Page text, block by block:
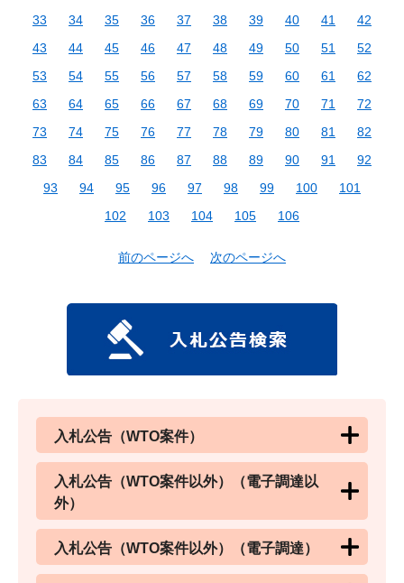
33
34 35 36 37 38 39 40 41
42
43
44 45 46 47 48 49 50 51
52
53
54 55 56 57 58 59 60 61
62
63
64 65 66 67 68 69 70 71
72
73
74 75 76 77 78 79 80 81
82
83
84 85 86 87 88 89 90 91
92
93
94 95 96 97 98 99 100
101
102
103 104 105 106
前のページへ 次のページへ
入札公告（WTO案件）
入札公告（WTO案件以外）（電子調達以
外）
入札公告（WTO案件以外）（電子調達）